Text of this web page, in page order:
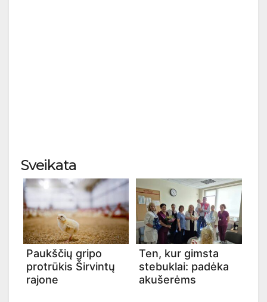
Sveikata
Paukščių gripo
protrūkis Širvintų
rajone
Ten, kur gimsta
stebuklai: padėka
akušerėms